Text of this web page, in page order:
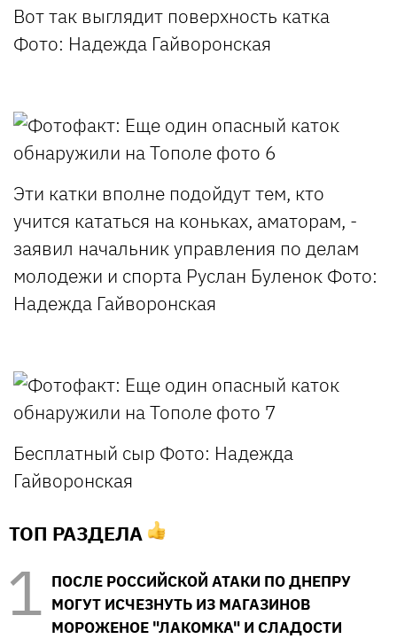
Вот так выглядит поверхность катка
Фото: Надежда Гайворонская
Эти катки вполне подойдут тем, кто
учится кататься на коньках, аматорам, -
заявил начальник управления по делам
молодежи и спорта Руслан Буленок Фото:
Надежда Гайворонская
Бесплатный сыр Фото: Надежда
Гайворонская
ТОП РАЗДЕЛА
ПОСЛЕ РОССИЙСКОЙ АТАКИ ПО ДНЕПРУ
МОГУТ ИСЧЕЗНУТЬ ИЗ МАГАЗИНОВ
МОРОЖЕНОЕ "ЛАКОМКА" И СЛАДОСТИ